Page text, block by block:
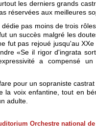
les derniers grands
réservées aux meilleures
dédie pas moins de trois
un succès malgré les
fut pas rejoué jusqu'au
«Se il rigor d'ingrata
a compensé
pour un sopraniste
la voix enfantine, tout en
adulte.